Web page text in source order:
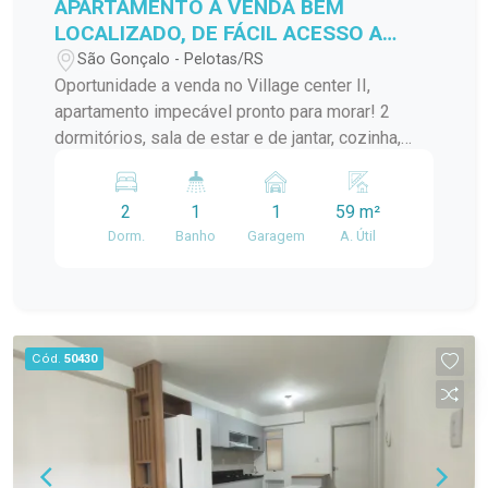
APARTAMENTO A VENDA BEM
LOCALIZADO, DE FÁCIL ACESSO A
VÁRIOS PONTOS DA CIDADE!
São Gonçalo - Pelotas/RS
Oportunidade a venda no Village center II,
apartamento impecável pronto para morar! 2
dormitórios, sala de estar e de jantar, cozinha,
quem busca praticidade no dia a dia!
2
Dorm.
1
Banho
1
Garagem
59 m²
A. Útil
Cód. 50430